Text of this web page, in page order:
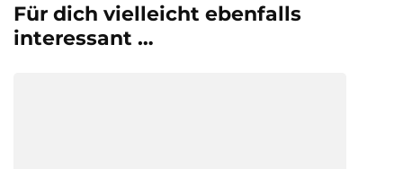
Für dich vielleicht ebenfalls
interessant …